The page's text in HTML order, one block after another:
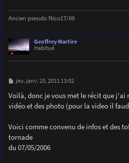
Ancien pseudo Nico17/69
Geoffrey Martire
Habitué
M
s
s
a
jeu. janv. 20, 2011 13:02
Voilà, donc je vous met le récit que j'ai
vidéo et des photo (pour la video il
Voici comme convenu de infos et des
tornade
du 07/05/2006